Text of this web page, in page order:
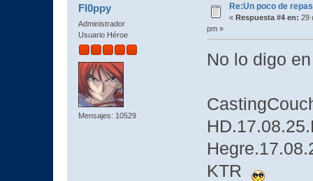
Fl0ppy
Administrador
Usuario Héroe
Mensajes: 10529
Re:Un poco de
« Respuesta #4 en: 29
pm »
No lo digo
KTR